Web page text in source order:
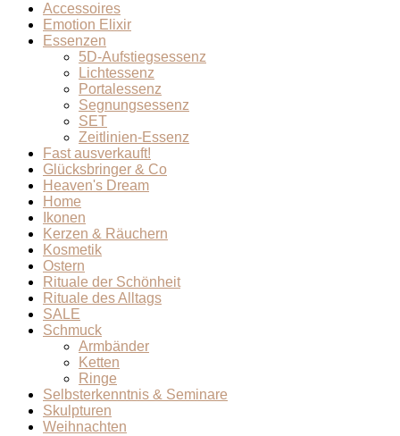
Accessoires
Emotion Elixir
Essenzen
5D-Aufstiegsessenz
Lichtessenz
Portalessenz
Segnungsessenz
SET
Zeitlinien-Essenz
Fast ausverkauft!
Glücksbringer & Co
Heaven's Dream
Home
Ikonen
Kerzen & Räuchern
Kosmetik
Ostern
Rituale der Schönheit
Rituale des Alltags
SALE
Schmuck
Armbänder
Ketten
Ringe
Selbsterkenntnis & Seminare
Skulpturen
Weihnachten